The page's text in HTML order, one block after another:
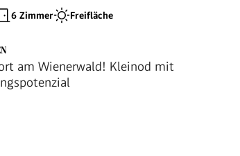
6 Zimmer Freifläche
am Wienerwald! Kleinod mit